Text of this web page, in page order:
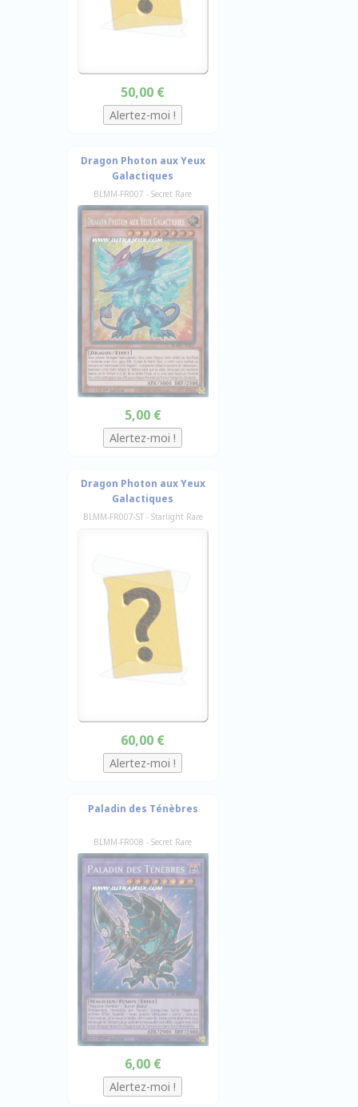
50,00 €
Dragon Photon aux Yeux
Galactiques
BLMM-FR007 - Secret Rare
5,00 €
Dragon Photon aux Yeux
Galactiques
BLMM-FR007-ST - Starlight Rare
60,00 €
Paladin des Ténèbres
BLMM-FR008 - Secret Rare
6,00 €